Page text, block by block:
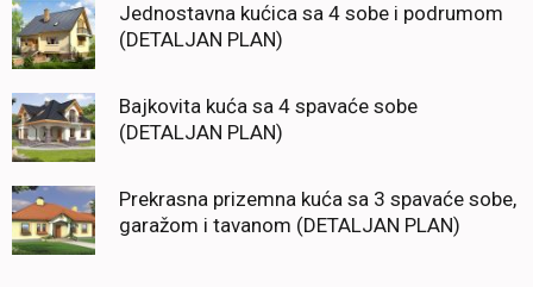
Jednostavna kućica sa 4 sobe i podrumom
(DETALJAN PLAN)
Bajkovita kuća sa 4 spavaće sobe
(DETALJAN PLAN)
Prekrasna prizemna kuća sa 3 spavaće sobe,
garažom i tavanom (DETALJAN PLAN)